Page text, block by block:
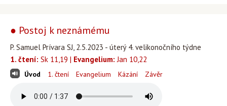
● Postoj k neznámému
P. Samuel Prívara SJ, 2.5.2023 - úterý 4. velikonočního týdne
1. čtení: Sk 11,19 | Evangelium: Jan 10,22
Úvod 1. čtení Evangelium Kázání Závěr